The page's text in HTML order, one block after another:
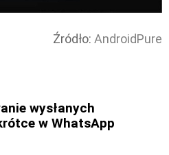
Źródło: AndroidPure
wysłanych
w WhatsApp